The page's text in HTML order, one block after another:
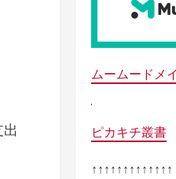
ムームードメ
ピカキチ叢書
↑↑↑↑↑↑↑↑↑↑↑↑↑